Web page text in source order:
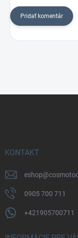
Pridať komentár
KONTAKT
eshop@
0905 700 711
+421905700711